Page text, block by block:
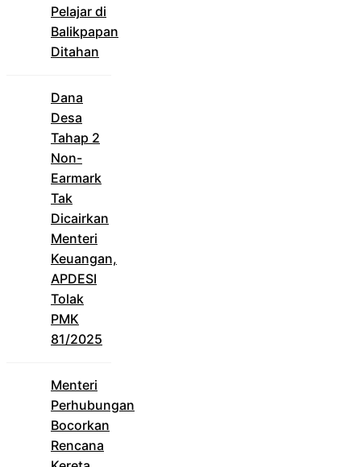
Pelajar di
Balikpapan
Ditahan
Dana
Desa
Tahap 2
Non-
Earmark
Tak
Dicairkan
Menteri
Keuangan,
APDESI
Tolak
PMK
81/2025
Menteri
Perhubungan
Bocorkan
Rencana